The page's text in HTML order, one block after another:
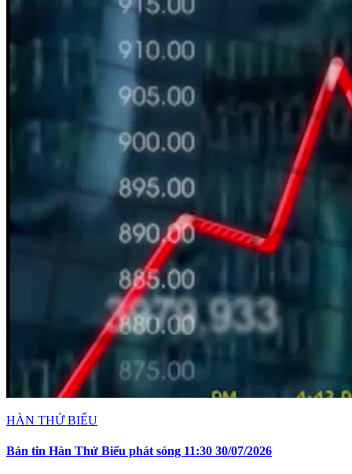
HÀN THỬ BIỂU
Bản tin Hàn Thử Biểu phát sóng 11:30 30/07/2026